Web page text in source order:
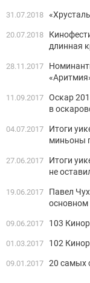
31.07.2018
20.07.2018
длинная
28.11.2017
11.09.2017 Оскар
в
04.07.2017
Итоги
миньоны
27.06.2017
Итоги
не
19.06.2017
Павел
основном
09.06.2017 103
01.03.2017 102
09.01.2017 20 самых